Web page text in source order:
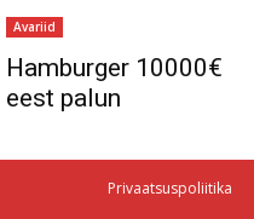
Avariid
Hamburger 10000€
eest palun
Privaatsuspoliitika